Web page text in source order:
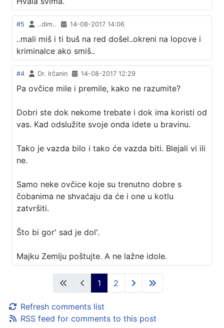
#5 ..dim.. 14-08-2017 14:06
..mali miš i ti buš na red došel..okreni na lopove i
kriminalce ako smiš..
#4 Dr. Irčanin 14-08-2017 12:29
Pa ovčice mile i premile, kako ne razumite?
Dobri ste dok nekome trebate i dok ima koristi od
vas. Kad odslužite svoje onda idete u bravinu.
Tako je vazda bilo i tako će vazda biti. Blejali vi ili
ne.
Samo neke ovčice koje su trenutno dobre s
čobanima ne shvaćaju da će i one u kotlu
zatvršiti.
Što bi gor' sad je dol'.
Majku Zemlju poštujte. A ne lažne idole.
1 2
Refresh comments list
RSS feed for comments to this post